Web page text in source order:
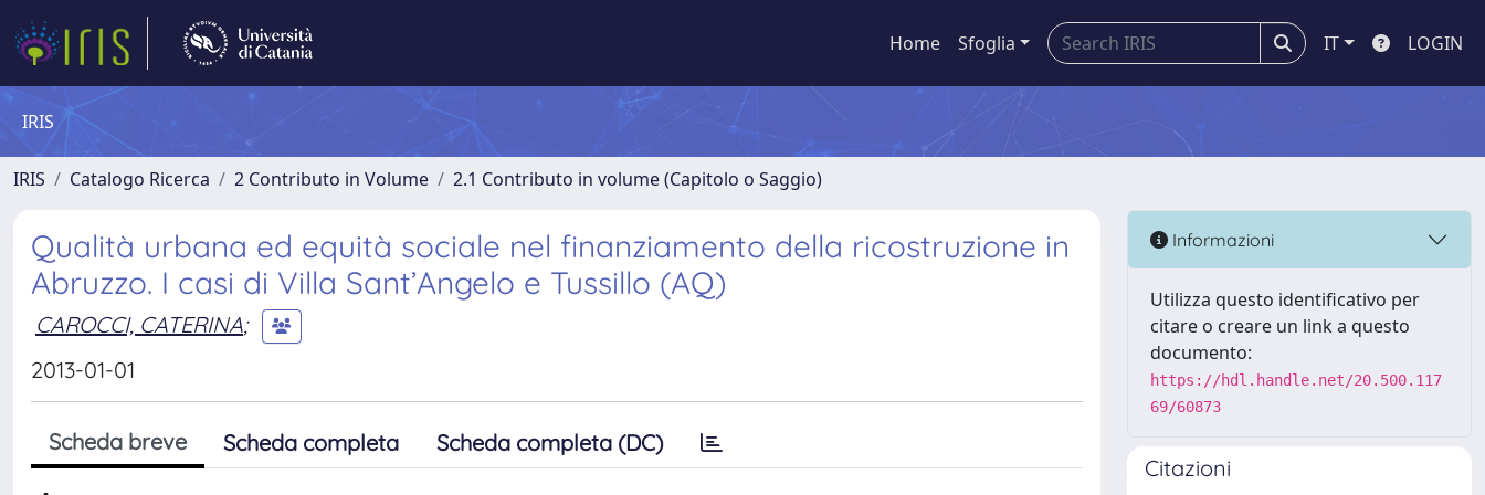
Home Sfoglia IT LOGIN
IRIS
IRIS Catalogo Ricerca 2 Contributo in Volume 2.1 Contributo in volume (Capitolo o Saggio)
Qualità urbana ed equità sociale nel finanziamento della ricostruzione in
Abruzzo. I casi di Villa Sant’Angelo e Tussillo (AQ)
CAROCCI, CATERINA;
2013-01-01
Scheda breve Scheda completa Scheda completa (DC)
Informazioni
Utilizza questo identificativo per
citare o creare un link a questo
documento:
https://hdl.handle.net/20.500.117
69/60873
Citazioni